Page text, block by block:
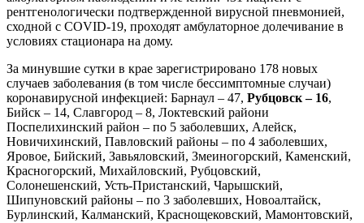
рентгенологически подтвержденной вирусной пневмонией,
сходной с COVID-19, проходят амбулаторное долечивание в
условиях стационара на дому.
За минувшие сутки в крае зарегистрировано 178 новых
случаев заболевания (в том числе бессимптомные случаи)
коронавирусной инфекцией: Барнаул – 47, Рубцовск – 16,
Бийск – 14, Славгород – 8, Локтевский райони
Поспелихинский район – по 5 заболевших, Алейск,
Новичихинский, Павловский районы – по 4 заболевших,
Яровое, Бийский, Завьяловский, Змеиногорский, Каменский,
Красногорский, Михайловский, Рубцовский,
Солонешенский, Усть-Пристанский, Чарышский,
Шипуновский районы – по 3 заболевших, Новоалтайск,
Бурлинский, Калманский, Краснощековский, Мамонтовский,